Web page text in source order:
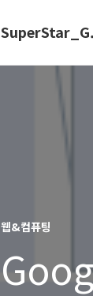
웹&컴퓨팅